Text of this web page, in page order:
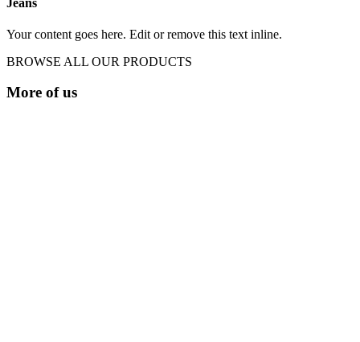
Your content goes here. Edit or remove this text inline.
BROWSE ALL OUR PRODUCTS
More of us